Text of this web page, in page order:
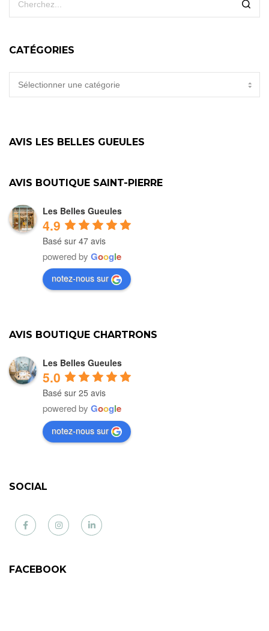
CATÉGORIES
CATÉGORIES
AVIS LES BELLES GUEULES
AVIS BOUTIQUE SAINT-PIERRE
Les Belles Gueules
4.9
Basé sur 47 avis
powered by Google
notez-nous sur
AVIS BOUTIQUE CHARTRONS
Les Belles Gueules
5.0
Basé sur 25 avis
powered by Google
notez-nous sur
SOCIAL
Facebook Instagram LinkedIn
FACEBOOK